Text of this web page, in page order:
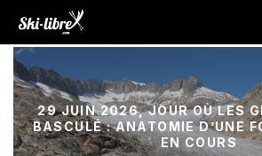
29 JUIN 2026, JOUR OÙ LES
BASCULÉ : ANATOMIE D’UNE
EN COURS